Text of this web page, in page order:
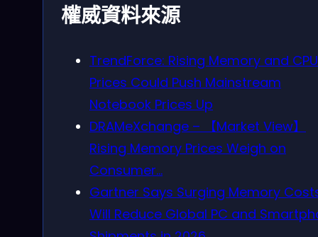
權威資料來源
TrendForce: Rising Memory and CPU
Prices Could Push Mainstream
Notebook Prices Up
DRAMeXchange – 【Market View】
Rising Memory Prices Weigh on
Consumer…
Gartner Says Surging Memory
Will Reduce Global PC and